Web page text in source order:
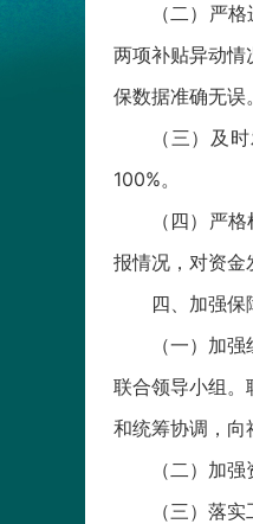
（二）严
两项补贴异动
保数据准确无误。
（三）及
100%。
（四）严
报情况，对资金
四、加强保
（一）加
联合领导小组。
和统筹协调，
（二）加
（三）落